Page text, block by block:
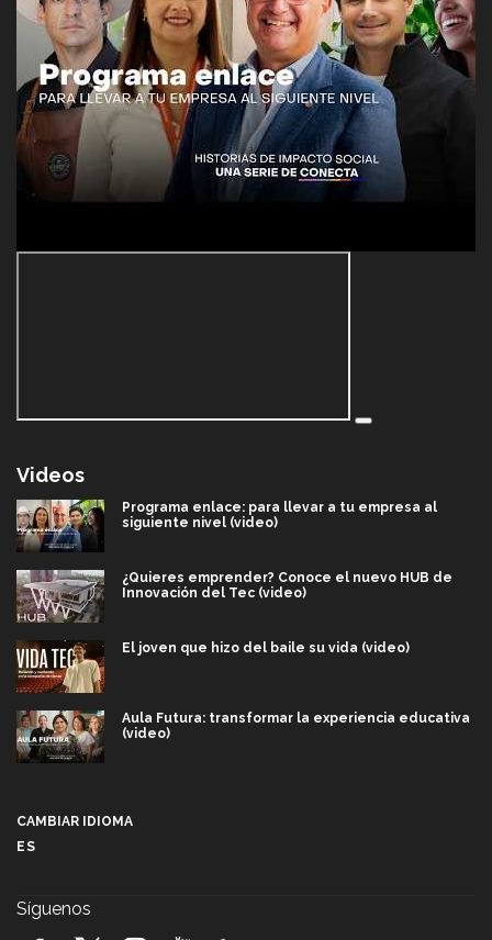
Videos
Programa enlace: para llevar a tu empresa al
siguiente nivel (video)
¿Quieres emprender? Conoce el nuevo HUB de
Innovación del Tec (video)
El joven que hizo del baile su vida (video)
Aula Futura: transformar la experiencia educativa
(video)
CAMBIAR IDIOMA
ES
Síguenos